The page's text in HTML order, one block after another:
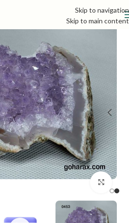
Skip to navigation
Skip to main content